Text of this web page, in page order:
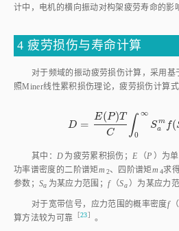
照Miner线性累积损伤理论，疲劳损伤计算式
D =
C
∫0
S m
a
f(
D=E(P)TC∫0∞ SamfS
功率谱密度的二阶谱矩m2、四阶谱矩 m4求得
为某应力范围；f（ ）为某应力
对于宽带信号，应力范围的概率密度f（
算方法较为可靠 。
提取3.4节中计算所得关键点 P1，P2和P
Fatigue分析软件进行寿命计算。由于关键点
参照BS 7608—2015焊接结构疲劳分析标准